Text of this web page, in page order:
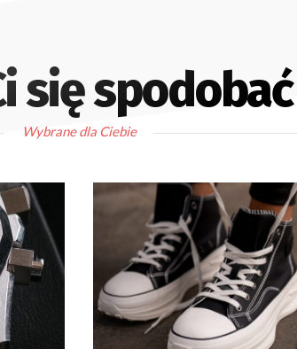
się spodobać
Wybrane dla Ciebie